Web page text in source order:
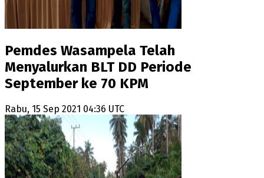
Pemdes Wasampela Telah
Menyalurkan BLT DD Periode
September ke 70 KPM
Rabu, 15 Sep 2021 04:36 UTC